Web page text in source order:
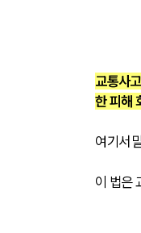
교통사
한 피해
여기서
이 법은